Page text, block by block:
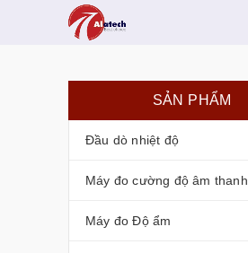
SẢN PHẨM
Đầu dò nhiệt độ
Máy đo cường độ âm thanh
Máy đo Độ ẩm